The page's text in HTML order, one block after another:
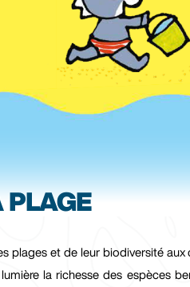
PLAGE
plages et de leur biodiversité
la richesse des espèces